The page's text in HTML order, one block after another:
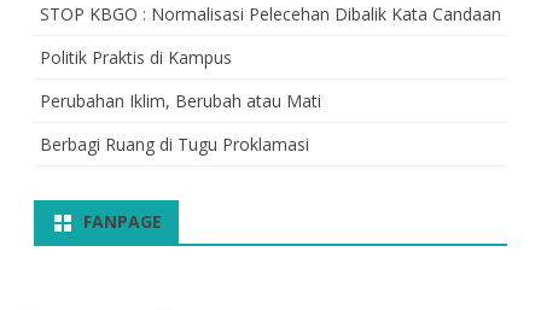
STOP KBGO : Normalisasi Pelecehan Dibalik Kata Candaan
Politik Praktis di Kampus
Perubahan Iklim, Berubah atau Mati
Berbagi Ruang di Tugu Proklamasi
FANPAGE